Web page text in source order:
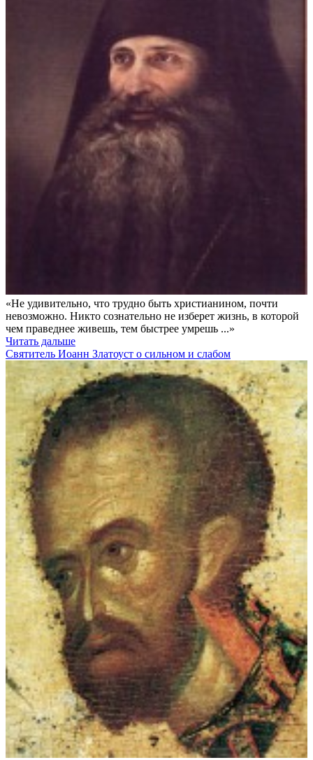
«Не удивительно, что трудно быть христианином, почти
невозможно. Никто сознательно не изберет жизнь, в которой
чем праведнее живешь, тем быстрее умрешь ...»
Читать дальше
Святитель Иоанн Златоуст о сильном и слабом